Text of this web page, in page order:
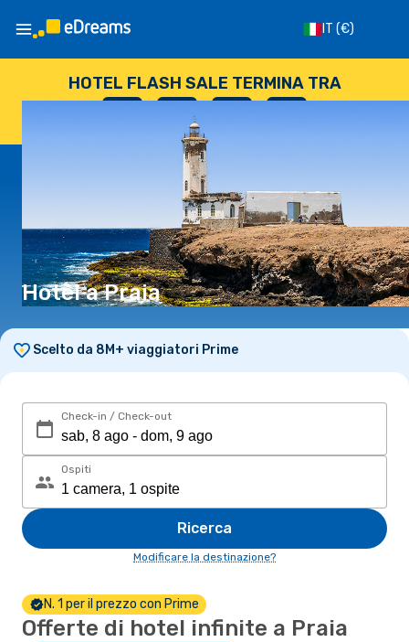
IT (€)
HOTEL FLASH SALE TERMINA TRA
Hotel a Praia
Scelto da 8M+ viaggiatori Prime
Check-in / Check-out
Ospiti
Ricerca
Modificare la destinazione?
N. 1 per il prezzo con Prime
Offerte di hotel infinite a Praia